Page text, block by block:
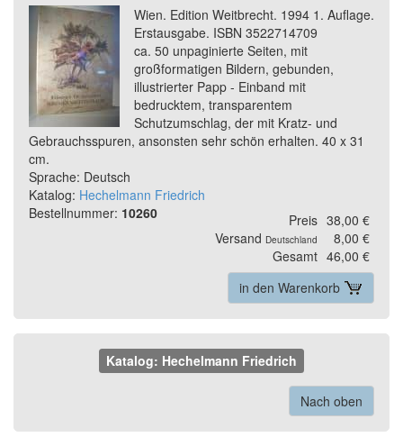
Wien. Edition Weitbrecht. 1994 1. Auflage.
Erstausgabe. ISBN 3522714709
ca. 50 unpaginierte Seiten, mit
großformatigen Bildern, gebunden,
illustrierter Papp - Einband mit
bedrucktem, transparentem
Schutzumschlag, der mit Kratz- und
Gebrauchsspuren, ansonsten sehr schön erhalten. 40 x 31
cm.
Sprache: Deutsch
Katalog: Hechelmann Friedrich
Bestellnummer: 10260 Preis 38,00 €
Versand Deutschland
8,00 €
Gesamt 46,00 €
in den Warenkorb
Katalog: Hechelmann Friedrich
Nach oben